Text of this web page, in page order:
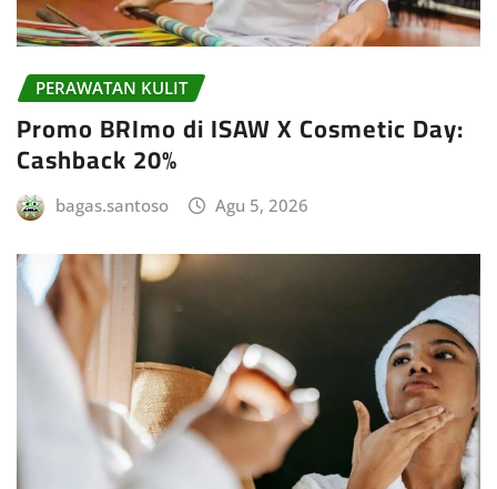
PERAWATAN KULIT
Promo BRImo di ISAW X Cosmetic Day:
Cashback 20%
bagas.santoso Agu 5, 2026